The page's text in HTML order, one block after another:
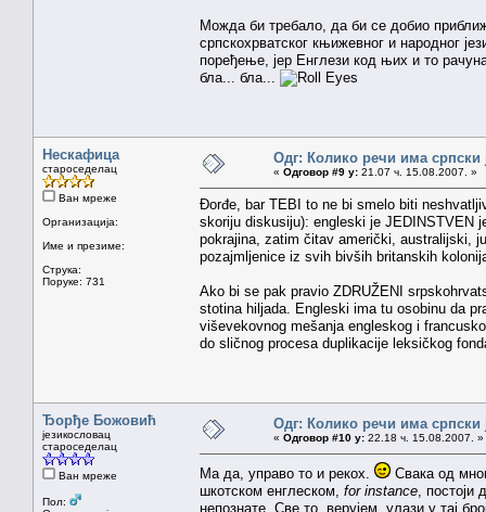
Можда би требало, да би се добио
српскохрватског књижевног и народног
поређење, јер Енглези код њих и то
бла... бла...
Нескафица
староседелац
Ван мреже
Организација:
Име и презиме:
Струка:
Поруке: 731
Одг: Колико речи има српски
« Одговор #9 у: 21.07 ч. 15.08.2007. »
Đorđe, bar TEBI to ne bi smelo biti
skoriju diskusiju): engleski je JEDINSTVEN
pokrajina, zatim čitav američki, australijski,
pozajmljenice iz svih bivših britanskih
Ako bi se pak pravio ZDRUŽENI
stotina hiljada. Engleski ima tu osobinu da
viševekovnog mešanja engleskog i
do sličnog procesa duplikacije leksičkog
Ђорђе Божовић
језикословац
староседелац
Ван мреже
Пол:
Одг: Колико речи има српски
« Одговор #10 у: 22.18 ч. 15.08.2007. »
Ма да, управо то и рекох.
Свака од
шкотском енглеском, for instance ,
непознате. Све то, верујем, улази у тај